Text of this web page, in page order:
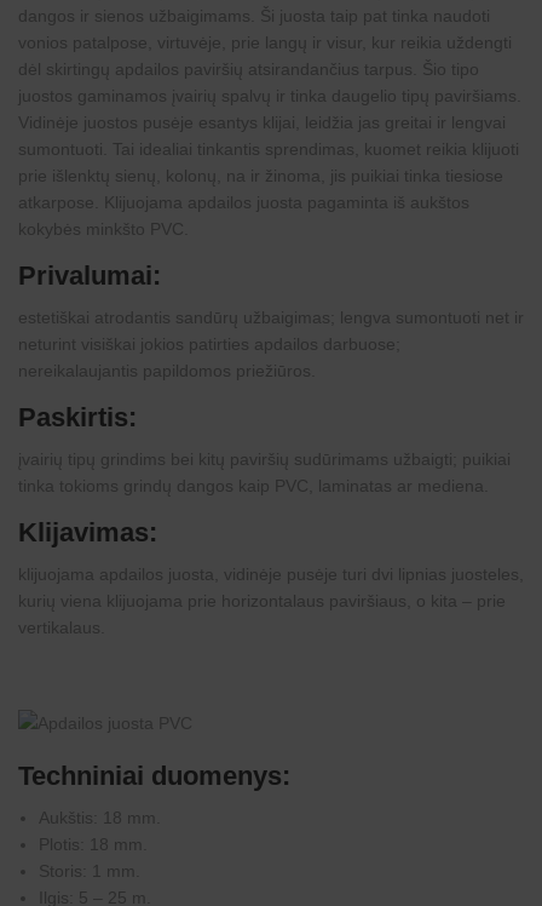
dangos ir sienos užbaigimams. Ši juosta taip pat tinka naudoti
vonios patalpose, virtuvėje, prie langų ir visur, kur reikia uždengti
dėl skirtingų apdailos paviršių atsirandančius tarpus. Šio tipo
juostos gaminamos įvairių spalvų ir tinka daugelio tipų paviršiams.
Vidinėje juostos pusėje esantys klijai, leidžia jas greitai ir lengvai
sumontuoti. Tai idealiai tinkantis sprendimas, kuomet reikia klijuoti
prie išlenktų sienų, kolonų, na ir žinoma, jis puikiai tinka tiesiose
atkarpose. Klijuojama apdailos juosta pagaminta iš aukštos
kokybės minkšto PVC.
Privalumai:
estetiškai atrodantis sandūrų užbaigimas; lengva sumontuoti net ir
neturint visiškai jokios patirties apdailos darbuose;
nereikalaujantis papildomos priežiūros.
Paskirtis:
įvairių tipų grindims bei kitų paviršių sudūrimams užbaigti; puikiai
tinka tokioms grindų dangos kaip PVC, laminatas ar mediena.
Klijavimas:
klijuojama apdailos juosta, vidinėje pusėje turi dvi lipnias juosteles,
kurių viena klijuojama prie horizontalaus paviršiaus, o kita – prie
vertikalaus.
Techniniai duomenys:
Aukštis: 18 mm.
Plotis: 18 mm.
Storis: 1 mm.
Ilgis: 5 – 25 m.